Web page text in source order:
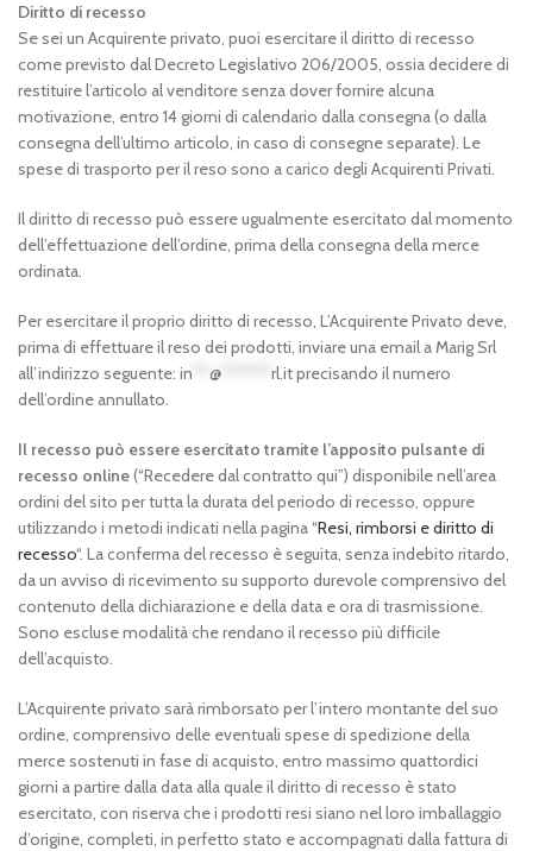
Diritto di recesso
Se sei un Acquirente privato, puoi esercitare il diritto di recesso
come previsto dal Decreto Legislativo 206/2005, ossia decidere di
restituire l’articolo al venditore senza dover fornire alcuna
motivazione, entro 14 giorni di calendario dalla consegna (o dalla
consegna dell’ultimo articolo, in caso di consegne separate). Le
spese di trasporto per il reso sono a carico degli Acquirenti Privati.
Il diritto di recesso può essere ugualmente esercitato dal momento
dell’effettuazione dell’ordine, prima della consegna della merce
ordinata.
Per esercitare il proprio diritto di recesso, L’Acquirente Privato deve,
prima di effettuare il reso dei prodotti, inviare una email a Marig Srl
all’indirizzo seguente: in @ rl.itprecisando il numero
dell’ordine annullato.
Il recesso può essere esercitato tramite l’apposito pulsante di
recesso online(“Recedere dal contratto qui”) disponibile nell’area
ordini del sito per tutta la durata del periodo di recesso, oppure
utilizzando i metodi indicati nella pagina “Resi, rimborsi e diritto di
recesso“. La conferma del recesso è seguita, senza indebito ritardo,
da un avviso di ricevimento su supporto durevole comprensivo del
contenuto della dichiarazione e della data e ora di trasmissione.
Sono escluse modalità che rendano il recesso più difficile
dell’acquisto.
L’Acquirente privato sarà rimborsato per l’intero montante del suo
ordine, comprensivo delle eventuali spese di spedizione della
merce sostenuti in fase di acquisto, entro massimo quattordici
giorni a partire dalla data alla quale il diritto di recesso è stato
esercitato, con riserva che i prodotti resi siano nel loro imballaggio
d’origine, completi, in perfetto stato e accompagnati dalla fattura di